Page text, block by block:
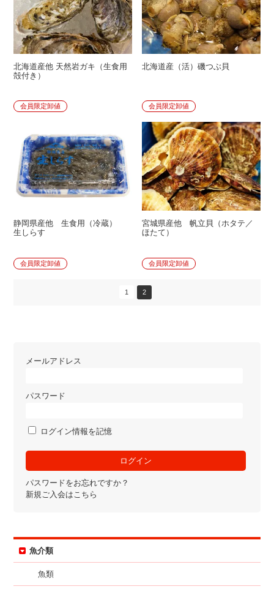
北海道産他 天然岩ガキ（生食用
殻付き）
会員限定卸値
北海道産（活）磯つぶ貝
会員限定卸値
静岡県産他 生食用（冷蔵）
生しらす
会員限定卸値
宮城県産他 帆立貝（ホタテ／
ほたて）
会員限定卸値
1 2
メールアドレス
パスワード
ログイン情報を記憶
パスワードをお忘れですか？
新規ご入会はこちら
魚介類
魚類